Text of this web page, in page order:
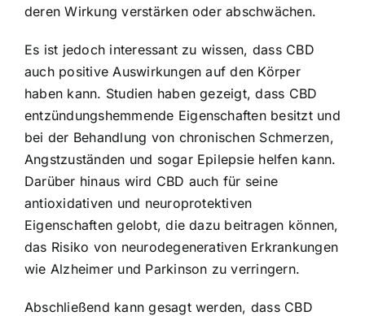
deren Wirkung verstärken oder abschwächen.
Es ist jedoch interessant zu wissen, dass CBD
auch positive Auswirkungen auf den Körper
haben kann. Studien haben gezeigt, dass CBD
entzündungshemmende Eigenschaften besitzt und
bei der Behandlung von chronischen Schmerzen,
Angstzuständen und sogar Epilepsie helfen kann.
Darüber hinaus wird CBD auch für seine
antioxidativen und neuroprotektiven
Eigenschaften gelobt, die dazu beitragen können,
das Risiko von neurodegenerativen Erkrankungen
wie Alzheimer und Parkinson zu verringern.
Abschließend kann gesagt werden, dass CBD